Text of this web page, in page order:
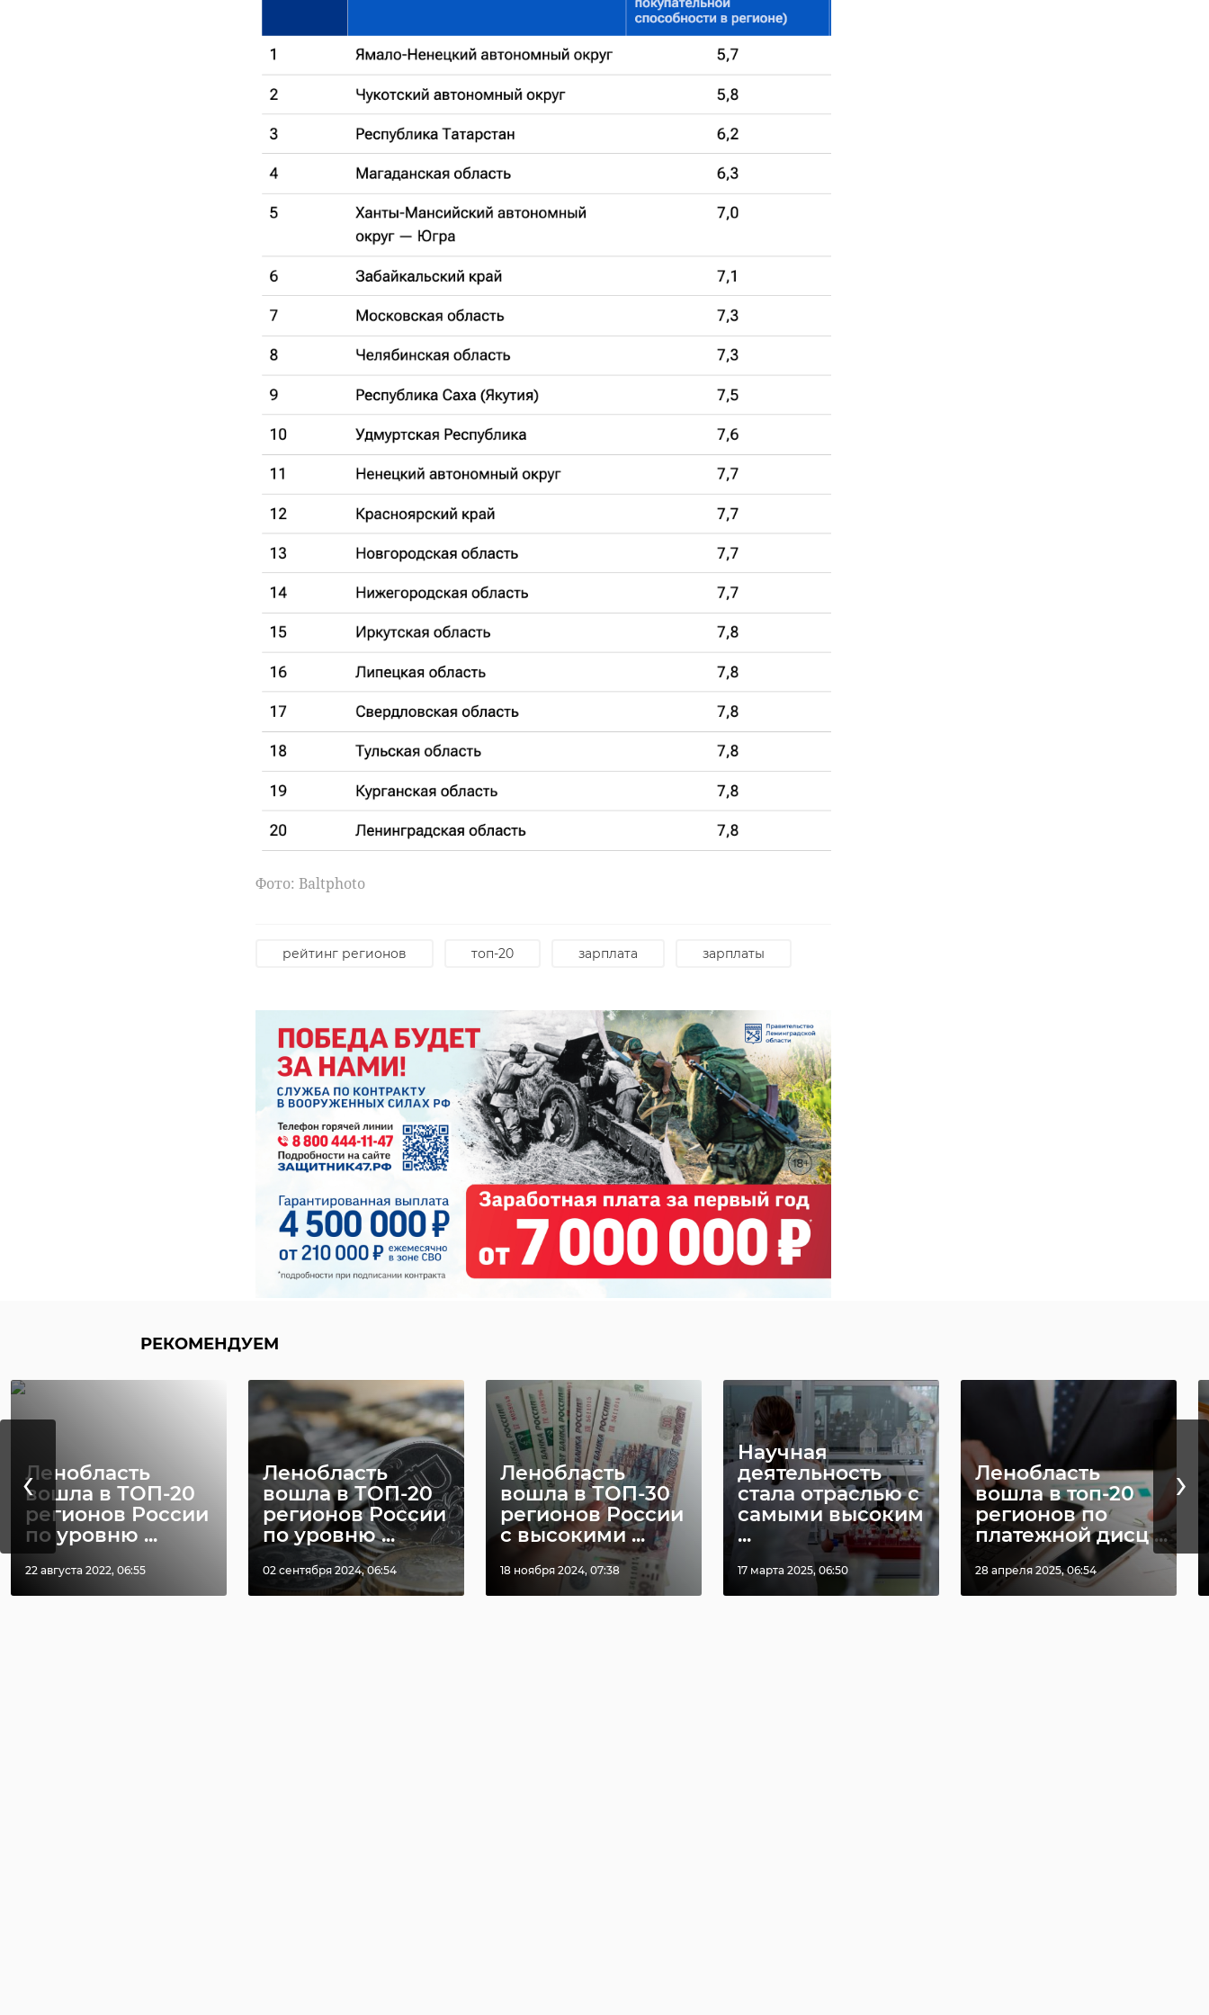
Фото: Вaltphoto
рейтинг регионов топ-20 зарплата зарплаты
РЕКОМЕНДУЕМ
Ленобласть
вошла в ТОП-20
регионов России
по уровню ...
22 августа 2022, 06:55
Ленобласть
вошла в ТОП-20
регионов России
по уровню ...
02 сентября 2024, 06:54
Ленобласть
вошла в ТОП-30
регионов России
с высокими ...
18 ноября 2024, 07:38
Научная
деятельность
стала отраслью с
самыми высоким
...
17 марта 2025, 06:50
Ленобласть
вошла в топ-20
регионов по
платежной дисц ...
28 апреля 2025, 06:54
‹ ›
и трудности, экономика и спорт в Ленинградской области развиваются.
«Мы все в Ленинградской области оптимисты. Мы все
хотим развития, мы все хотим движения вперед, мы все
хотим двигаться к Победе»,
- подчеркнул Александр Дрозденко, губернатор
Ленинградской области.
александр дрозденко фк ленинградец
РЕКОМЕНДУЕМ
Футбольный клуб
«Ленинградец»
разгромил
Дрозденко
сборную
Ленобласти по
Ленобласть
выставит до 3
региональных
Такие комплексные действия управленческой команды во
главе с губернатором, в координации с запросом
гражданского общества, сообщества предпринимателей,
можно не сомневаться, обеспечат последовательное
разрешение кадровых вызовов.
Сергей Перминов, сенатор РФ от Ленинградской области.
Фото: http://council.gov.ru/events/multimedia/photo/239456/